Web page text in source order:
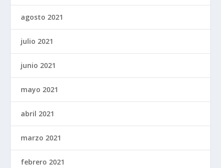
agosto 2021
julio 2021
junio 2021
mayo 2021
abril 2021
marzo 2021
febrero 2021